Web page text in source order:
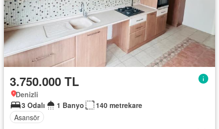
3.750.000 TL
Denizli
3 Odalı
1 Banyo
140 metrekare
Asansör